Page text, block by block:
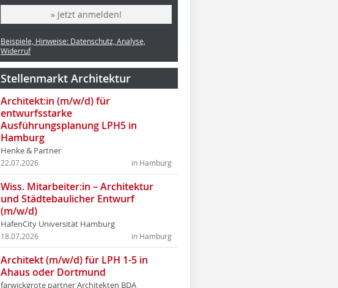
» Jetzt anmelden!
Beispiele, Hinweise: Datenschutz, Analyse,
Widerruf
Stellenmarkt Architektur
Architekt:in (m/w/d) für
entwurfsstarke
Ausführungsplanung LPH5 in
Hamburg
Henke & Partner
in Hamburg
22.07.2026
Wiss. Mitarbeiter:in – Architektur
und Städtebaulicher Entwurf
(m/w/d)
HafenCity Universität Hamburg
in Hamburg
18.07.2026
Architekt (m/w/d) für LPH 1-5 in
Ahaus oder Dortmund
farwickgrote partner Architekten BDA